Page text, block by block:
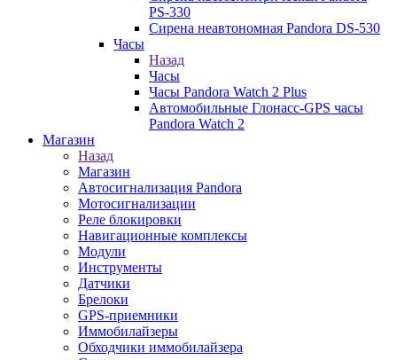
PS-330
Сирена неавтономная Pandora DS-530
Часы
Назад
Часы
Часы Pandora Watch 2 Plus
Автомобильные Глонасс-GPS часы
Pandora Watch 2
Магазин
Назад
Магазин
Автосигнализация Pandora
Мотосигнализации
Реле блокировки
Навигационные комплексы
Модули
Инструменты
Датчики
Брелоки
GPS-приемники
Иммобилайзеры
Обходчики иммобилайзера